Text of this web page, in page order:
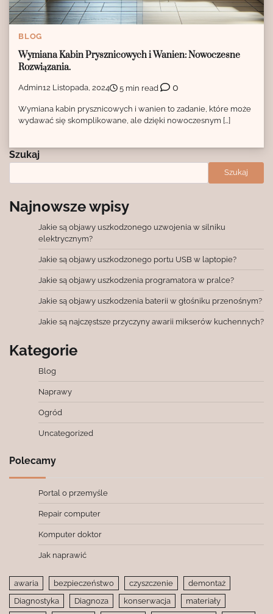
BLOG
Wymiana Kabin Prysznicowych i Wanien: Nowoczesne
Rozwiązania.
Admin12 Listopada, 2024 5 min read 0
Wymiana kabin prysznicowych i wanien to zadanie, które może
wydawać się skomplikowane, ale dzięki nowoczesnym […]
Szukaj
Szukaj
Najnowsze wpisy
Jakie są objawy uszkodzonego uzwojenia w silniku
elektrycznym?
Jakie są objawy uszkodzonego portu USB w laptopie?
Jakie są objawy uszkodzenia programatora w pralce?
Jakie są objawy uszkodzenia baterii w głośniku przenośnym?
Jakie są najczęstsze przyczyny awarii mikserów kuchennych?
Kategorie
Blog
Naprawy
Ogród
Uncategorized
Polecamy
Portal o przemyśle
Repair computer
Komputer doktor
Jak naprawić
awaria bezpieczeństwo czyszczenie
demontaż
Diagnostyka
Diagnoza konserwacja
materiały